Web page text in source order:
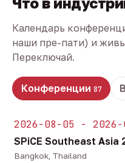
Календарь
наши пре-пати) и
Переключай.
Конференции 87
2026-08-05 - 2026-
SPiCE Southeast Asia
Bangkok, Thailand